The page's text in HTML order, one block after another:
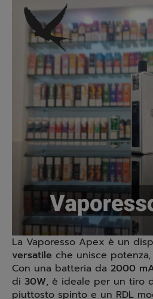
La Vaporesso Apex è un
versatile che unisce
Con una batteria da 2000
di 30W, è ideale per un tiro
piuttosto spinto e un RDL